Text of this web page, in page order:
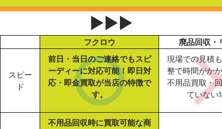
▶▶▶
フクロウ 廃品回収・
スピー
ド
前日・当日のご連絡でもスピ
ーディーに対応可能！即日対
応・即金買取が当店の特徴で
す。
現場での見積
整で時間がか
不用品買取・
ていない
不用品回収時に買取可能な商